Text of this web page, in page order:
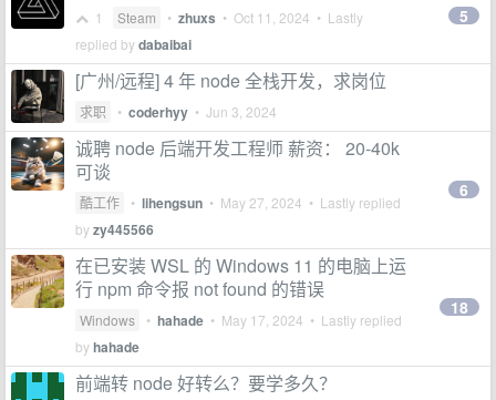
1 Steam • zhuxs • Oct 11, 2024 • Lastly
replied bydabaibai
5
[广州/远程] 4 年 node 全栈开发，求岗位
求职 • coderhyy • Jun 3, 2024
诚聘 node 后端开发工程师 薪资： 20-40k
可谈
酷工作 • lihengsun • May 27, 2024 • Lastly replied
byzy445566
6
在已安装 WSL 的 Windows 11 的电脑上运
行 npm 命令报 not found 的错误
Windows • hahade • May 17, 2024 • Lastly replied
byhahade
18
前端转 node 好转么？要学多久？